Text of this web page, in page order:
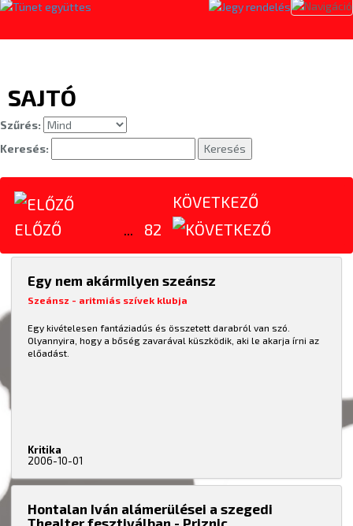
SAJTÓ
Szűrés:
Keresés:
Keresés
ELŐZŐ ... 82
KÖVETKEZŐ
Egy nem akármilyen szeánsz
Szeánsz - aritmiás szívek klubja
Egy kivételesen fantáziadús és összetett darabról van szó.
Olyannyira, hogy a bőség zavarával küszködik, aki le akarja írni az
előadást.
Kritika
2006-10-01
Hontalan Iván alámerülései a szegedi
Thealter fesztiválban - Priznic